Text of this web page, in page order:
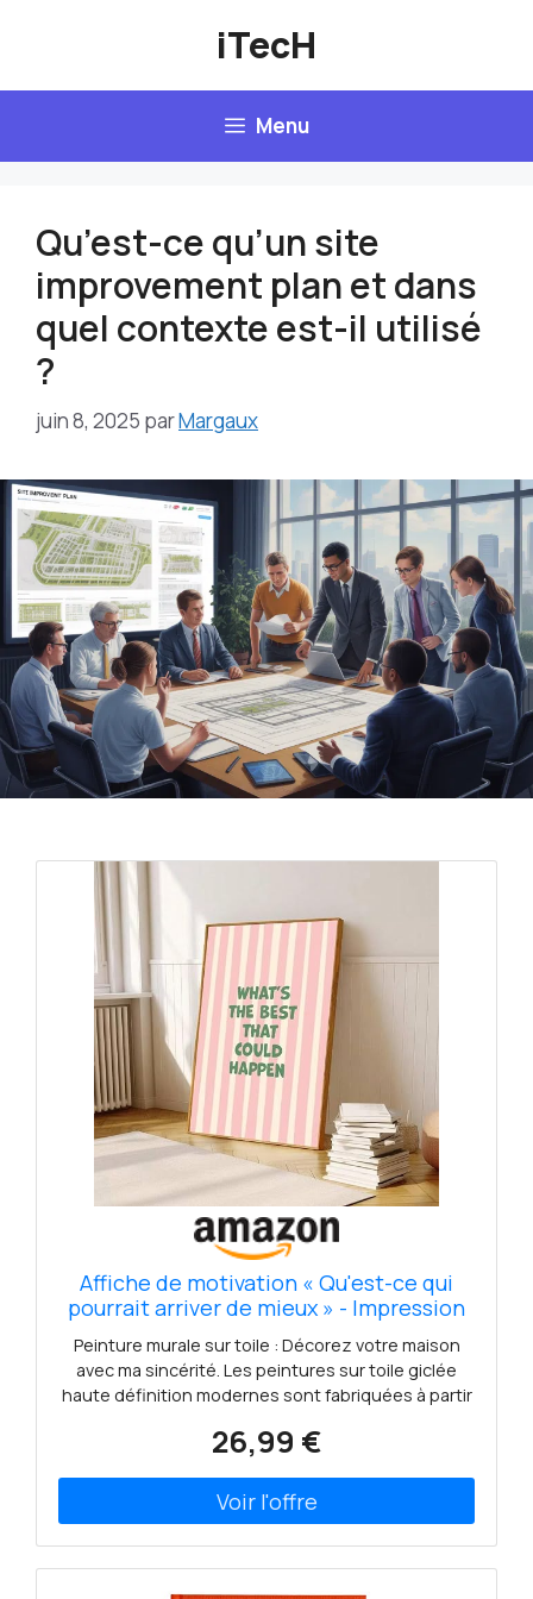
iTecH
Menu
Qu’est-ce qu’un site
improvement plan et dans
quel contexte est-il utilisé
?
juin 8, 2025 parMargaux
Affiche de motivation « Qu'est-ce qui
pourrait arriver de mieux » - Impression
sur toile minimaliste avec citation
positive et rayures - Décoration murale à
la dopamine (30 x 50 cm, sans cadre)
Peinture murale sur toile : Décorez votre maison
avec ma sincérité. Les peintures sur toile giclée
haute définition modernes sont fabriquées à partir
supérieure ajoutée pour donner une belle couleur
photo imprimée sur toile de qualité
supérieure.Cette impression sur toile vraiment
sympa, habille bien le mur et donne une touche de
vacance.Une fusion d'art et de nature, cette
26,99 €